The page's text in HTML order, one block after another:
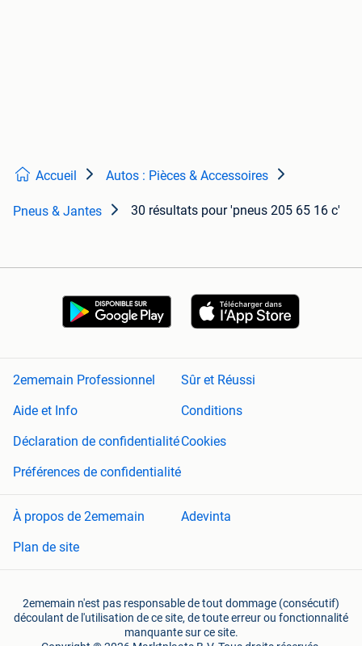
Accueil Autos : Pièces & Accessoires
Pneus & Jantes 30 résultats pour 'pneus 205 65 16 c'
2ememain Professionnel
Sûr et Réussi
Aide et Info
Conditions
Déclaration de confidentialitéCookies
Préférences de confidentialité
À propos de 2ememain
Adevinta
Plan de site
2ememain n'est pas responsable de tout dommage (consécutif)
découlant de l'utilisation de ce site, de toute erreur ou fonctionnalité
manquante sur ce site.